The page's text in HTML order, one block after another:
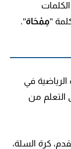
"مِمْحَاة".
في
التعلم من
كرة السلة،